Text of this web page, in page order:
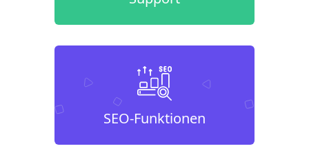
SEO-Funktionen